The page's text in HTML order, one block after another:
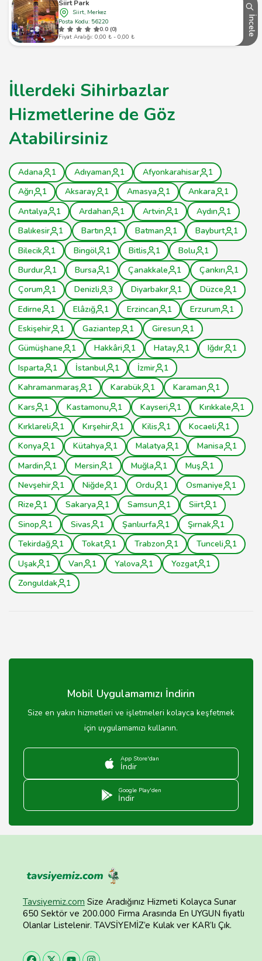
Siirt Park
Siirt, Merkez
Posta Kodu: 56220
0.0 (0)
Fiyat Aralığı: 0,00 ₺ - 0,00 ₺
İncele
İllerdeki Sihirbazlar
Hizmetlerine de Göz
Atabilirsiniz
Adana 1 Adıyaman 1 Afyonkarahisar
1
Ağrı
1 Aksaray 1 Amasya 1 Ankara
1
Antalya
1 Ardahan 1 Artvin 1 Aydın
1
Balıkesir
1 Bartın 1 Batman 1 Bayburt
1
Bilecik
1 Bingöl 1 Bitlis 1 Bolu
1
Burdur
1 Bursa 1 Çanakkale 1 Çankırı
1
Çorum
1 Denizli 3 Diyarbakır 1 Düzce
1
Edirne
1 Elâzığ 1 Erzincan 1 Erzurum
1
Eskişehir
1 Gaziantep 1 Giresun
1
Gümüşhane
1 Hakkâri 1 Hatay 1 Iğdır
1
Isparta
1 İstanbul 1 İzmir
1
Kahramanmaraş
1 Karabük 1 Karaman
1
Kars
1 Kastamonu 1 Kayseri 1 Kırıkkale
1
Kırklareli
1 Kırşehir 1 Kilis 1 Kocaeli
1
Konya
1 Kütahya 1 Malatya 1 Manisa
1
Mardin
1 Mersin 1 Muğla 1 Muş
1
Nevşehir
1 Niğde 1 Ordu 1 Osmaniye
1
Rize
1 Sakarya 1 Samsun 1 Siirt
1
Sinop
1 Sivas 1 Şanlıurfa 1 Şırnak
1
Tekirdağ
1 Tokat 1 Trabzon 1 Tunceli
1
Uşak
1 Van 1 Yalova 1 Yozgat
1
Zonguldak
1
Mobil Uygulamamızı İndirin
Size en yakın hizmetleri ve işletmeleri kolayca keşfetmek
için uygulamamızı kullanın.
App Store'dan
İndir
Google Play'den
İndir
Tavsiyemiz.com Size Aradığınız Hizmeti Kolayca Sunar
650 Sektör ve 200.000 Firma Arasında En UYGUN fiyatlı
Olanlar Listelenir. TAVSİYEMİZ’e Kulak ver KAR’lı Çık.